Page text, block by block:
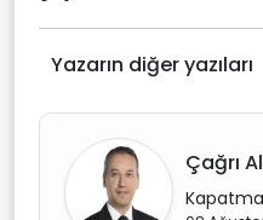
Yazarın diğer yazıları
Çağrı